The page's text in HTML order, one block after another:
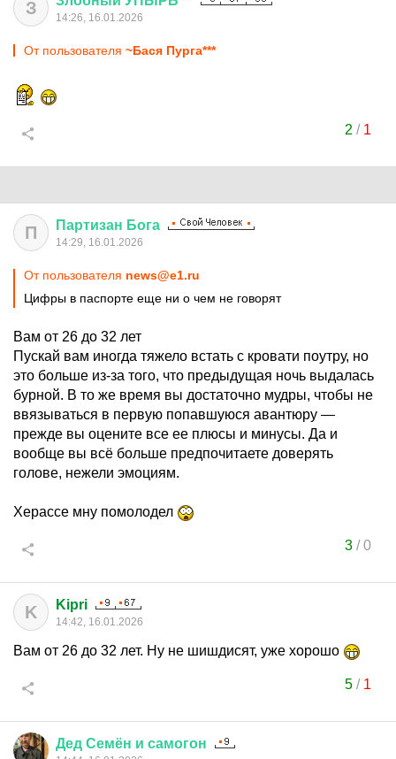
З 14:26, 16.01.2026
От пользователя ~Бася Пурга***
2 / 1
П Партизан Бога
14:29, 16.01.2026
От пользователя news@e1.ru
Цифры в паспорте еще ни о чем не говорят
Вам от 26 до 32 лет
Пускай вам иногда тяжело встать с кровати поутру, но
это больше из-за того, что предыдущая ночь выдалась
бурной. В то же время вы достаточно мудры, чтобы не
ввязываться в первую попавшуюся авантюру —
прежде вы оцените все ее плюсы и минусы. Да и
вообще вы всё больше предпочитаете доверять
голове, нежели эмоциям.
Херассе мну помолодел
3/0
K Kipri
14:42, 16.01.2026
Вам от 26 до 32 лет. Ну не шишдисят, уже хорошо
5/ 1
Дед Семён и самогон